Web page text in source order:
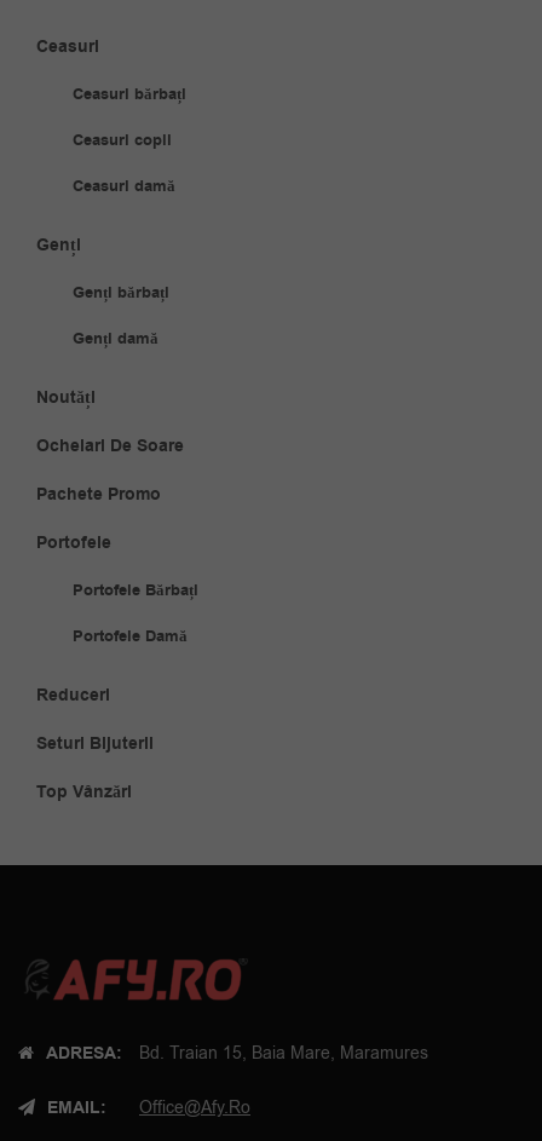
Ceasuri
Ceasuri bărbați
Ceasuri copii
Ceasuri damă
Genți
Genți bărbați
Genți damă
Noutăți
Ochelari De Soare
Pachete Promo
Portofele
Portofele Bărbați
Portofele Damă
Reduceri
Seturi Bijuterii
Top Vânzări
ADRESA: Bd. Traian 15, Baia Mare, Maramures
EMAIL: Office@afy.ro